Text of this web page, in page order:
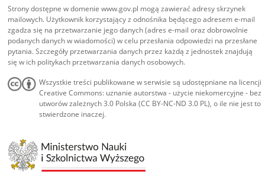
Strony dostępne w domenie www.gov.pl mogą zawierać adresy skrzynek
mailowych. Użytkownik korzystający z odnośnika będącego adresem e-mail
zgadza się na przetwarzanie jego danych (adres e-mail oraz dobrowolnie
podanych danych w wiadomości) w celu przesłania odpowiedzi na przesłane
pytania. Szczegóły przetwarzania danych przez każdą z jednostek znajdują
się w ich politykach przetwarzania danych osobowych.
Wszystkie treści publikowane w serwisie są udostępniane na licencji
Creative Commons: uznanie autorstwa - użycie niekomercyjne - bez
utworów zależnych 3.0 Polska (CC BY-NC-ND 3.0 PL), o ile nie jest to
stwierdzone inaczej.